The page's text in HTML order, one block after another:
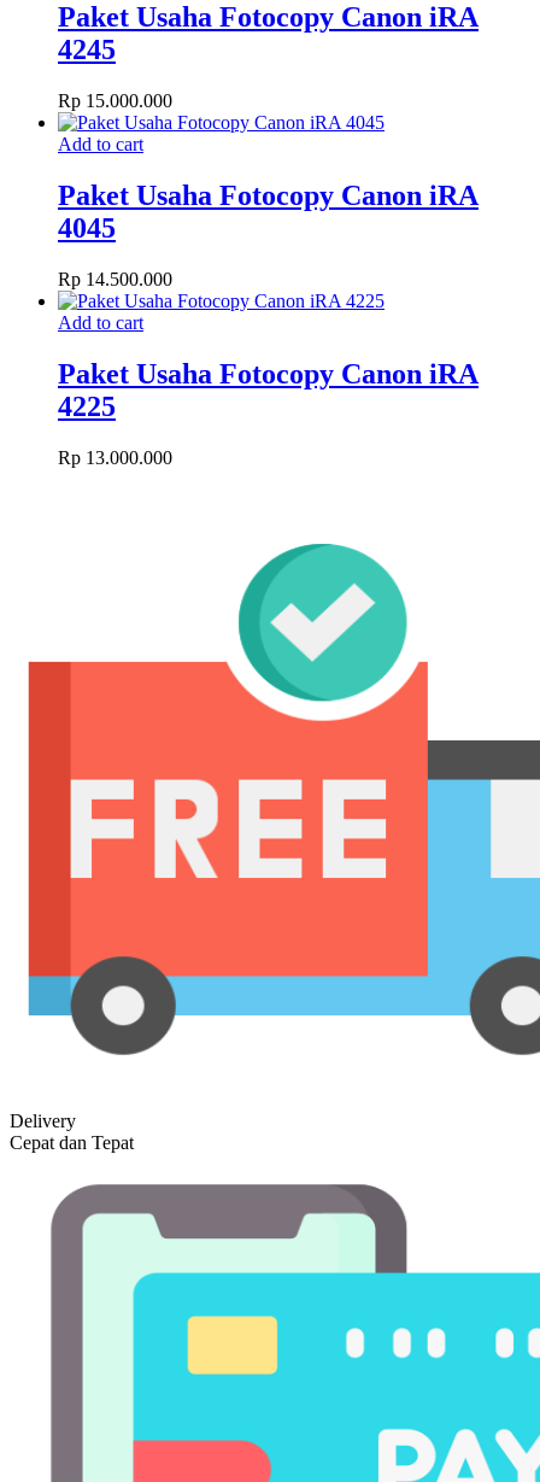
Paket Usaha Fotocopy Canon iRA
4245
Rp 15.000.000
Add to cart
Paket Usaha Fotocopy Canon iRA
4045
Rp 14.500.000
Add to cart
Paket Usaha Fotocopy Canon iRA
4225
Rp 13.000.000
Delivery
Cepat dan Tepat